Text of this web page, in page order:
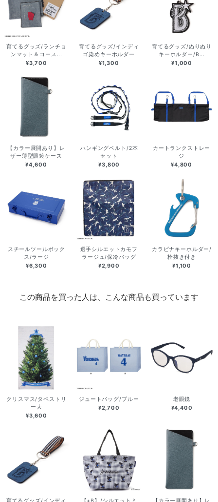
育てるグッズ/ランチョ
ンマット＆コース...
¥3,700
育てるグッズ/インディ
ゴ染めキーホルダー
¥1,300
育てるグッズ/ぬりぬり
キーホルダー/B...
¥1,000
【カラー展開あり】レ
ザー薄型眼鏡ケース
¥4,600
ハンギングベルト/2本
セット
¥3,800
カートランクストレー
ジ
¥4,800
スチールツールボック
ス/ラージ
¥6,300
選手シルエットカモフ
ラージュ/保冷バッグ
¥2,900
カラビナキーホルダー/
栓抜き付き
¥1,100
この商品を買った人は、こんな商品も買っています
クリスマス/タペストリ
ー大
¥3,600
ジュートバッグ/ブルー
¥2,700
老眼鏡
¥4,400